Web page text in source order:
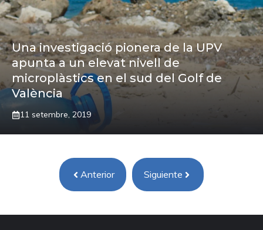
Una investigació pionera de la UPV
apunta a un elevat nivell de
microplàstics en el sud del Golf de
València
11 setembre, 2019
Anterior Siguiente